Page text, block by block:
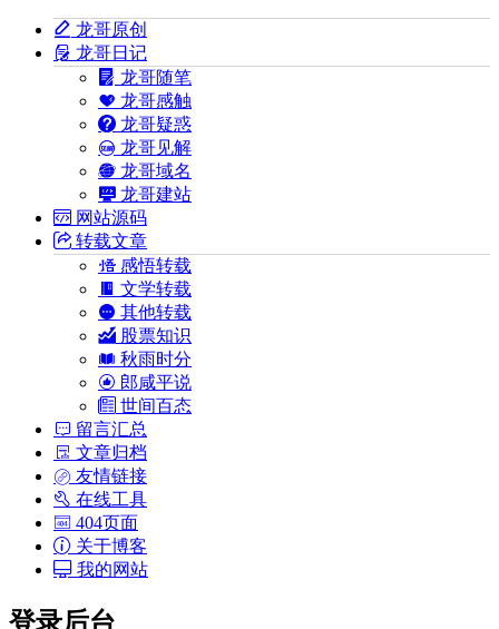
龙哥原创
龙哥日记
龙哥随笔
龙哥感触
龙哥疑惑
龙哥见解
龙哥域名
龙哥建站
网站源码
转载文章
感悟转载
文学转载
其他转载
股票知识
秋雨时分
郎咸平说
世间百态
留言汇总
文章归档
友情链接
在线工具
404页面
关于博客
我的网站
登录后台